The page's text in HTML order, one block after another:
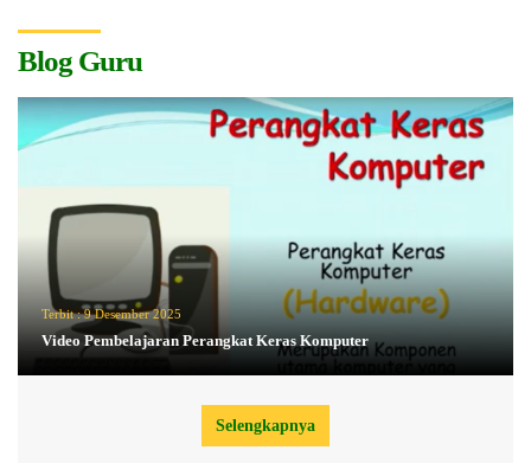
Blog Guru
Terbit :9 Desember 2025
Video Pembelajaran Perangkat Keras Komputer
Selengkapnya